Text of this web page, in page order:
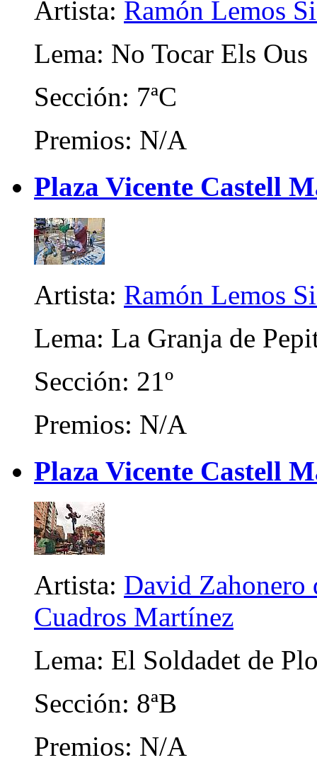
Artista: Ramón Lemos
Lema: No Tocar Els Ous
Sección: 7ªC
Premios: N/A
Plaza Vicente Castell
Artista: Ramón Lemos
Lema: La Granja de
Sección: 21º
Premios: N/A
Plaza Vicente Castell
Artista: David Zahonero
Cuadros Martínez
Lema: El Soldadet de
Sección: 8ªB
Premios: N/A